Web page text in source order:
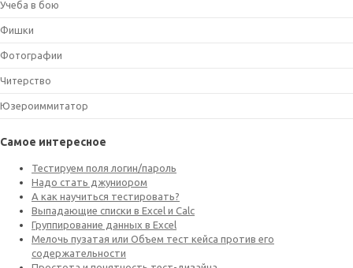
Учеба в бою
Фишки
Фотографии
Читерство
Юзероиммитатор
Самое интересное